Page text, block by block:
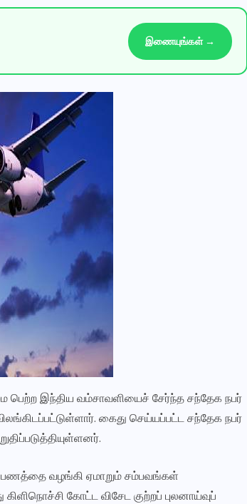
இணையுங்கள் →
பெற்ற இந்திய வம்சாவளியைச் சேர்ந்த சந்தேக நபர்
கைது செய்யப்பட்ட சந்தேக நபர்
பணத்தை வழங்கி ஏமாறும் சம்பவங்கள்
கோட்ட விசேட குற்றப் புலனாய்வுப்
Elanka Mirror WhatsApp சேனல்
செய்திகளைப் பெற எங்கள் WhatsApp சேனலில்
✅ இணையுங்கள் →
பிறகு பார்க்கிறேன்